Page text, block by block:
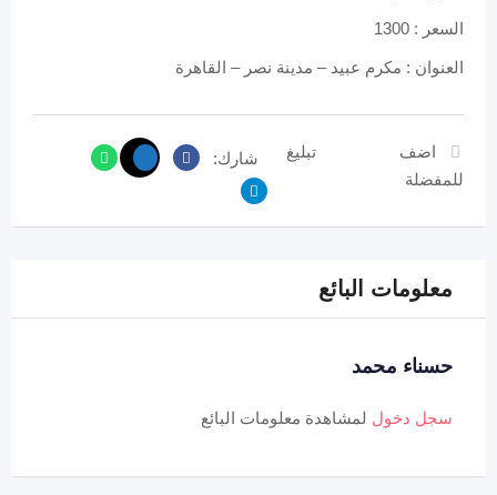
السعر : 1300
العنوان : مكرم عبيد – مدينة نصر – القاهرة
اضف
للمفضلة
تبليغ شارك:
معلومات البائع
حسناء محمد
سجل دخول لمشاهدة معلومات البائع